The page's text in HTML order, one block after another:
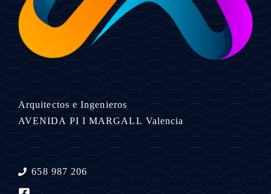
Arquitectos e Ingenieros
AVENIDA PI I MARGALL Valencia
658 987 206